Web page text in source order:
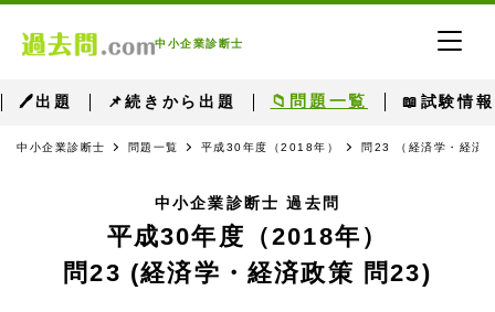
中小企業診断士
🖊出題 📌続きから出題 📁問題一覧 📖試験情報
中小企業診断士 問題一覧 平成30年度（2018年） 問23 （経済学・経済
中小企業診断士 過去問
平成30年度（2018年）
問23 (経済学・経済政策 問23)